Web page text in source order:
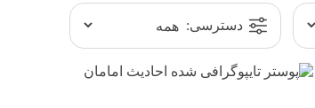
دسترسی: